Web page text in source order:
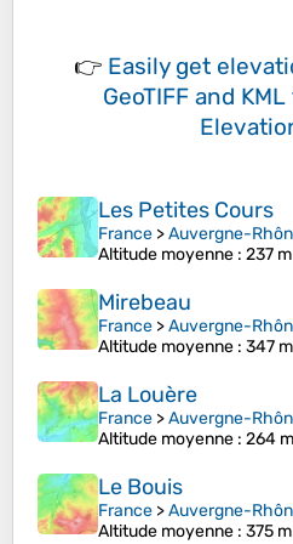
👉 Easily get
GeoTIFF and
Les Petites Cours
France >Auvergne-
Altitude moyenne : 237 m
Mirebeau
France >Auvergne-
Altitude moyenne : 347 m
La Louère
France >Auvergne-
Altitude moyenne : 264 m
Le Bouis
France >Auvergne-
Altitude moyenne : 375 m